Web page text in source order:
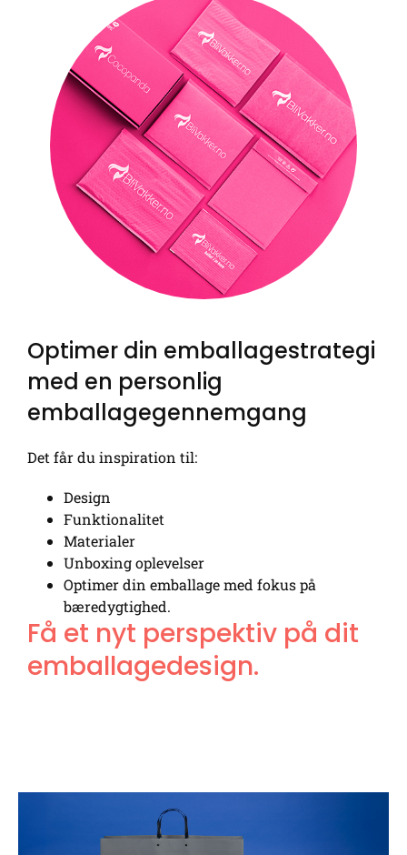
Optimer din emballagestrategi
med en personlig
emballagegennemgang
Det får du inspiration til:
Design
Funktionalitet
Materialer
Unboxing oplevelser
Optimer din emballage med fokus på
bæredygtighed.
Få et nyt perspektiv på dit
emballagedesign.